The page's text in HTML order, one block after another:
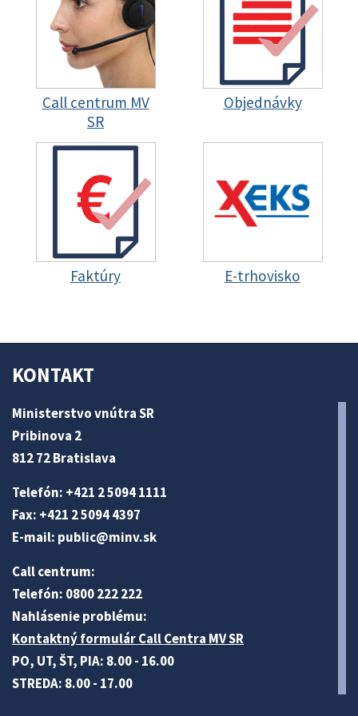
Call centrum MV
SR
Objednávky
Faktúry E-trhovisko
KONTAKT
Ministerstvo vnútra SR
Pribinova 2
812 72 Bratislava
Telefón: +421 2 5094 1111
Fax: +421 2 5094 4397
E-mail: public@minv.sk
Call centrum:
Telefón: 0800 222 222
Nahlásenie problému:
Kontaktný formulár Call Centra MV SR
PO, UT, ŠT, PIA: 8.00 - 16.00
STREDA: 8.00 - 17.00